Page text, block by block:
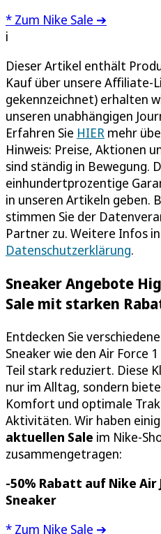
* Zum Nike Sale ➔
i
Dieser Artikel enthält
Kauf über unsere Affiliate-
gekennzeichnet) erhalten
unseren unabhängigen
Erfahren Sie HIER mehr
Hinweis: Preise, Aktionen
sind ständig in Bewegung.
einhundertprozentige
in unseren Artikeln geben.
stimmen Sie der
Partner zu. Weitere Infos
Datenschutzerklärung.
Sneaker Angebote
Sale mit starken
Entdecken Sie
Sneaker wie den Air Force
Teil stark reduziert. Diese
nur im Alltag, sondern
Komfort und optimale
Aktivitäten. Wir haben
aktuellen Sale im Nike-
zusammengetragen:
-50% Rabatt auf Nike Air
Sneaker
* Zum Nike Sale ➔